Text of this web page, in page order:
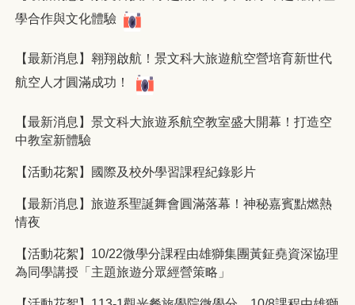
學合作與文化體驗
【最新消息】翱翔啟航！景文科大旅遊航空營培育新世代
航空人才圓滿成功！
【最新消息】景文科大旅遊系航空教室盛大開幕！打造空
中教室新體驗
【活動花絮】國際及校外學習課程紀錄影片
【最新消息】旅遊系聖誕舞會圓滿落幕！神秘嘉賓點燃熱
情夜
【活動花絮】10/22微學分課程由雄獅集團黃鉦堯資深協理
為同學講授「主題旅遊分眾經營策略」